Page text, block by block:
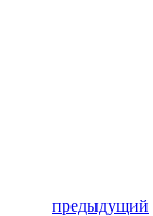
предыдущий